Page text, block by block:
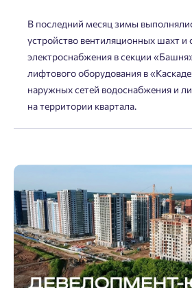
В последний месяц зимы
устройство вентиляционных шахт и
электроснабжения в секции
лифтового оборудования в
наружных сетей водоснабжения и
на территории квартала.
Телефон
Отправить
Делитесь подборками
Больше никаких паролей!
телефона, кликнув на кнопку
и мы вышлем вам одноразовый
Личный кабинет
Введите номер телефона,
зарегистрироваться.
Личный кабинет
Мы отправили код на номер .
Выслать код повторно через 00:58.
Краснодар
Пермь
Ростов-на-Дону
Екатеринбург
Нет времени выбирать?
Подбор квартиры за 3
Начать